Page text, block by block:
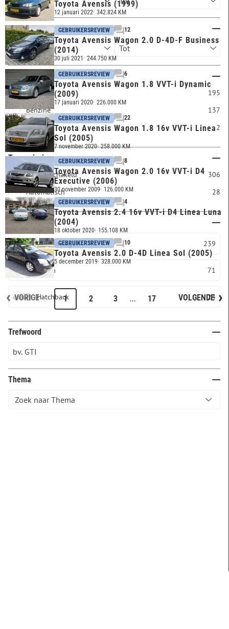
Bouwjaar
Brandstof
Diesel
195
Benzine
137
LPG
2
Transmissie
Handgeschakeld
306
Automatisch
28
Carrosserie
Stationwagon 239
Sedan 71
Hatchback 24
Trefwoord
Thema
Toyota Avensis (1999)
12 januari 2022 342.824 KM
GEBRUIKERSREVIEW 12
Toyota Avensis Wagon 2.0 D-4D-F Business
(2014)
30 juli 2021 244.750 KM
GEBRUIKERSREVIEW 6
Toyota Avensis Wagon 1.8 VVT-i Dynamic
(2009)
17 januari 2020 226.000 KM
GEBRUIKERSREVIEW 22
Toyota Avensis Wagon 1.8 16v VVT-i Linea
Sol (2005)
7 november 2020 258.000 KM
GEBRUIKERSREVIEW 8
Toyota Avensis Wagon 2.0 16v VVT-i D4
Executive (2006)
30 november 2009 126.000 KM
GEBRUIKERSREVIEW
4
Toyota Avensis 2.4 16v VVT-i D4 Linea Luna
(2004)
18 oktober 2020 155.108 KM
GEBRUIKERSREVIEW
10
Toyota Avensis 2.0 D-4D Linea Sol (2005)
5 december 2019 328.000 KM
VORIGE VOLGENDE
1 2 3 ... 17